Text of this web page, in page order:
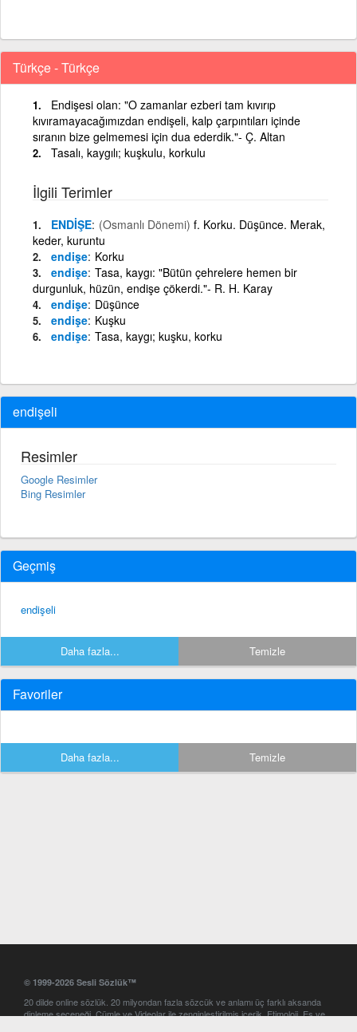
Türkçe - Türkçe
Endişesi olan: "O zamanlar ezberi tam kıvırıp
kıvıramayacağımızdan endişeli, kalp çarpıntıları içinde
sıranın bize gelmemesi için dua ederdik."- Ç. Altan
Tasalı, kaygılı; kuşkulu, korkulu
İlgili Terimler
ENDİŞE (Osmanlı Dönemi) f. Korku. Düşünce. Merak,
keder, kuruntu
endişe Korku
endişe Tasa, kaygı: "Bütün çehrelere hemen bir
durgunluk, hüzün, endişe çökerdi."- R. H. Karay
endişe Düşünce
endişe Kuşku
endişe Tasa, kaygı; kuşku, korku
endişeli
Resimler
Google Resimler
Bing Resimler
Geçmiş
endişeli
Daha fazla... Temizle
Favoriler
Daha fazla... Temizle
© 1999-2026 Sesli Sözlük™
20 dilde online sözlük. 20 milyondan fazla sözcük ve anlamı üç farklı aksanda
dinleme seçeneği. Cümle ve Videolar ile zenginleştirilmiş içerik. Etimoloji, Eş ve